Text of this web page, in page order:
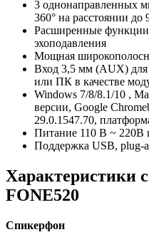
3 однонаправленных
360° на расстоянии до
Расширенные
эхоподавления
Мощная
Вход 3,5 мм (AUX)
или ПК в качестве
Windows 7/8/8.1/10 ,
версии, Google
29.0.1547.70,
Питание 110 В ~ 220В
Поддержка USB, plug-
Характеристики
FONE520
Спикерфон